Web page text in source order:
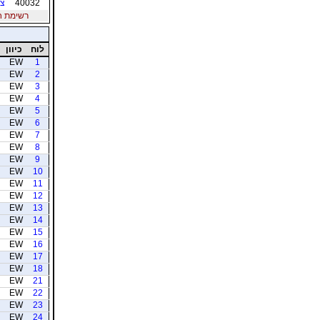
40032
רשימת
לוח
כיוון
1
EW
2
EW
3
EW
4
EW
5
EW
6
EW
7
EW
8
EW
9
EW
10
EW
11
EW
12
EW
13
EW
14
EW
15
EW
16
EW
17
EW
18
EW
21
EW
22
EW
23
EW
24
EW